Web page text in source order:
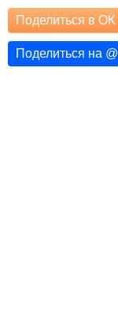
Поделиться в ОК
Поделиться на @